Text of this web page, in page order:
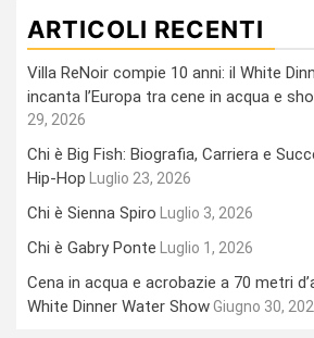
ARTICOLI RECENTI
Villa ReNoir compie 10 anni: il White
incanta l’Europa tra cene in acqua e
29, 2026
Chi è Big Fish: Biografia, Carriera e
Hip-Hop
Luglio 23, 2026
Chi è Sienna Spiro Luglio 3, 2026
Chi è Gabry Ponte Luglio 1, 2026
Cena in acqua e acrobazie a 70 metri
White Dinner Water ShowGiugno 30,